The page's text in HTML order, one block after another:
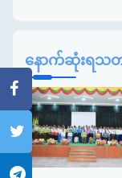
နောက်ဆုံးရသတ